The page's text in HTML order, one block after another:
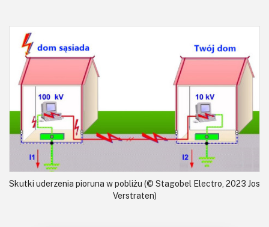
Skutki uderzenia pioruna w pobliżu (© Stagobel Electro, 2023 Jos
Verstraten)